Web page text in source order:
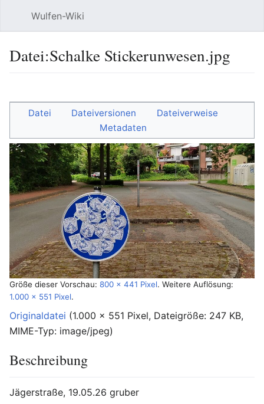
Wulfen-Wiki
Datei:Schalke Stickerunwesen.jpg
Datei Dateiversionen
Dateiverweise
Metadaten
Größe dieser Vorschau: 800 × 441 Pixel. Weitere Auflösung:
1.000 × 551 Pixel.
Originaldatei (1.000 × 551 Pixel, Dateigröße: 247 KB,
MIME-Typ: image/jpeg)
Beschreibung
Jägerstraße, 19.05.26 gruber